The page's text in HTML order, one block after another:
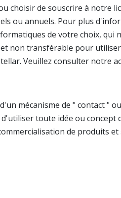
choisir de souscrire à notre
ou annuels. Pour plus
de votre choix,
non transférable pour
Veuillez consulter notre
mécanisme de " contact "
toute idée ou concept
de produits